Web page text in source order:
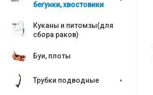
бегунки, хвостовики
Куканы и питомзы(для
сбора раков)
Буи, плоты
Трубки подводные